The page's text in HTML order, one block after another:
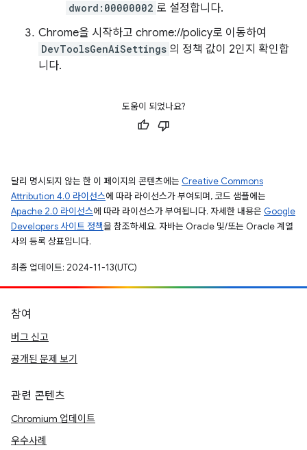
dword:00000002 로 설정합니다.
Chrome을 시작하고 chrome://policy로 이동하여
DevToolsGenAiSettings 의 정책 값이 2인지 확인합
니다.
도움이 되었나요?
달리 명시되지 않는 한 이 페이지의 콘텐츠에는 Creative Commons
Attribution 4.0 라이선스에 따라 라이선스가 부여되며, 코드 샘플에는
Apache 2.0 라이선스에 따라 라이선스가 부여됩니다. 자세한 내용은 Google
Developers 사이트 정책을 참조하세요. 자바는 Oracle 및/또는 Oracle 계열
사의 등록 상표입니다.
최종 업데이트: 2024-11-13(UTC)
참여
버그 신고
공개된 문제 보기
관련 콘텐츠
Chromium 업데이트
우수사례